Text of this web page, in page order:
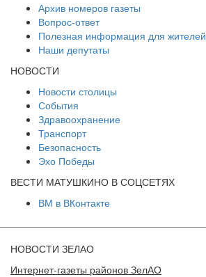
Архив номеров газеты
Вопрос-ответ
Полезная информация для жителей
Наши депутаты
НОВОСТИ
Новости столицы
События
Здравоохранение
Транспорт
Безопасность
Эхо Победы
ВЕСТИ МАТУШКИНО В СОЦСЕТЯХ
ВМ в ВКонтакте
НОВОСТИ ЗЕЛАО
Интернет-газеты районов ЗелАО